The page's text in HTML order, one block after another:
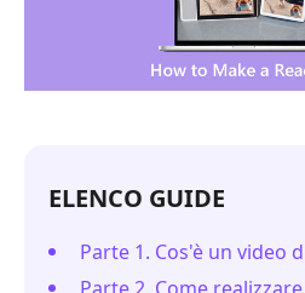
ELENCO GUIDE
Parte 1. Cos'è un video
Parte 2. Come